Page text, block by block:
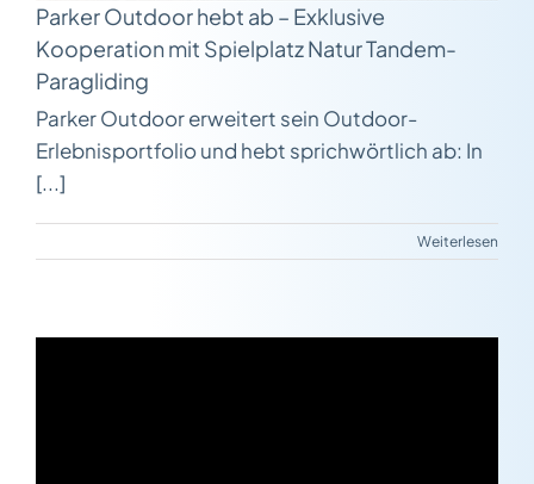
Parker Outdoor hebt ab – Exklusive
Kooperation mit Spielplatz Natur Tandem-
Paragliding
Parker Outdoor erweitert sein Outdoor-
Erlebnisportfolio und hebt sprichwörtlich ab: In
[...]
Weiterlesen